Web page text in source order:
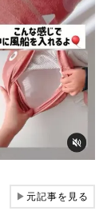
▶元記事を見る